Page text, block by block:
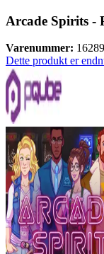
Arcade Spirits -
Varenummer:
Dette produkt er